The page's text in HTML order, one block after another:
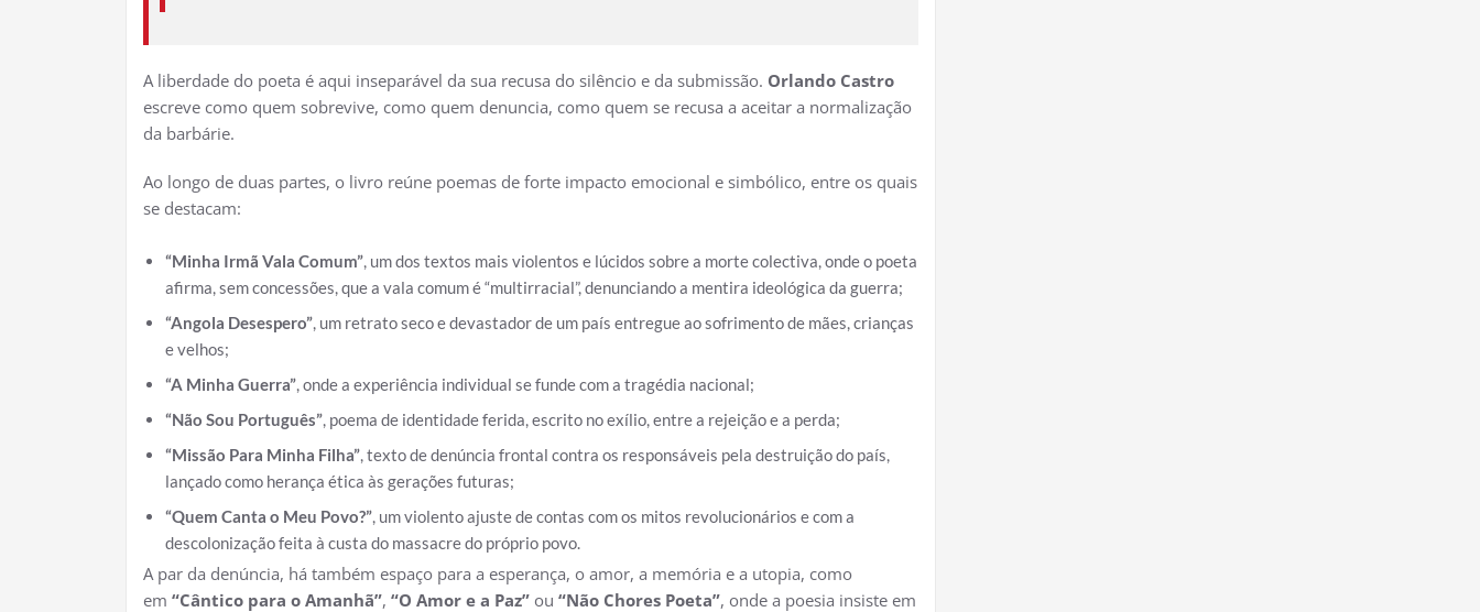
A liberdade do poeta é aqui inseparável da sua recusa do silêncio e da submissão. Orlando Castro
escreve como quem sobrevive, como quem denuncia, como quem se recusa a aceitar a normalização
da barbárie.
Ao longo de duas partes, o livro reúne poemas de forte impacto emocional e simbólico, entre os quais
se destacam:
“Minha Irmã Vala Comum”, um dos textos mais violentos e lúcidos sobre a morte colectiva, onde o poeta
afirma, sem concessões, que a vala comum é “multirracial”, denunciando a mentira ideológica da guerra;
“Angola Desespero”, um retrato seco e devastador de um país entregue ao sofrimento de mães, crianças
e velhos;
“A Minha Guerra”, onde a experiência individual se funde com a tragédia nacional;
“Não Sou Português”, poema de identidade ferida, escrito no exílio, entre a rejeição e a perda;
“Missão Para Minha Filha”, texto de denúncia frontal contra os responsáveis pela destruição do país,
lançado como herança ética às gerações futuras;
“Quem Canta o Meu Povo?”, um violento ajuste de contas com os mitos revolucionários e com a
descolonização feita à custa do massacre do próprio povo.
A par da denúncia, há também espaço para a esperança, o amor, a memória e a utopia, como
em “Cântico para o Amanhã”, “O Amor e a Paz” ou “Não Chores Poeta”, onde a poesia insiste em